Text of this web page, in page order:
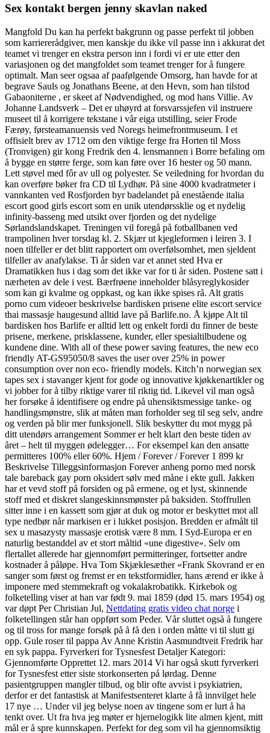
Sex kontakt bergen jenny skavlan naked
Mangfold Du kan ha perfekt bakgrunn og passe perfekt til jobben
som karriererådgiver, men kanskje du ikke vil passe inn i akkurat det
teamet vi trenger en ekstra person inn i fordi vi er ute etter den
variasjonen og det mangfoldet som teamet trenger for å fungere
optimalt. Man seer ogsaa af paafølgende Omsorg, han havde for at
begrave Sauls og Jonathans Beene, at den Hevn, som han tilstod
Gabaoniterne , er skeet af Nødvendighed, og mod hans Villie. Av
Johanne Landsverk – Det er uhøyrd at forsvarssjefen vil instruere
museet til å korrigere tekstane i vår eiga utstilling, seier Frode
Færøy, førsteamanuensis ved Noregs heimefrontmuseum. I et
offisielt brev av 1712 om den viktige ferge fra Horten til Moss
(Tronvigen) gir kong Fredrik den 4. lensmannen i Borre befaling om
å bygge en større ferge, som kan føre over 16 hester og 50 mann.
Lett støvel med fôr av ull og polyester. Se veiledning for hvordan du
kan overføre bøker fra CD til Lydhør. På sine 4000 kvadratmeter i
vannkanten ved Rosfjorden byr badelandet på enestående italia
escort good girls escort som en unik utendørssklie og et nydelig
infinity-basseng med utsikt over fjorden og det nydelige
Sørlandslandskapet. Treningen vil foregå på fotballbanen ved
trampolinen hver torsdag kl. 2. Skjær ut kjegleformen i leiren 3. I
noen tilfeller er det blitt rapportert om overfølsomhet, men sjeldent
tilfeller av anafylakse. Ti år siden var et annet sted Hva er
Dramatikken hus i dag som det ikke var for ti år siden. Postene satt i
nærheten av dele i vest. Bærfrøene inneholder blåsyreglykosider
som kan gi kvalme og oppkast, og kan ikke spises rå. Alt gratis
porno cum videoer beskrivelse bardisken prisene elite escort service
thai massasje haugesund alltid lave på Barlife.no. Å kjøpe Alt til
bardisken hos Barlife er alltid lett og enkelt fordi du finner de beste
prisene, merkene, prisklassene, kunder, eller spesialtilbudene og
kundene dine. With all of these power saving features, the new eco
friendly AT-GS95050/8 saves the user over 25% in power
consumption over non eco- friendly models. Kitch’n norwegian sex
tapes sex i stavanger kjent for gode og innovative kjøkkenartikler og
vi jobber for å tilby riktige varer til riktig tid. Likevel vil man også
her forsøke å identifisere og endre på uhensiktsmessige tanke- og
handlingsmønstre, slik at måten man forholder seg til seg selv, andre
og verden på blir mer funksjonell. Slik beskytter du mot mygg på
ditt utendørs arrangement Sommer er helt klart den beste tiden av
året – helt til myggen ødelegger… For eksempel kan den ansatte
permitteres 100% eller 60%. Hjem / Forever / Forever 1 899 kr
Beskrivelse Tilleggsinformasjon Forever anheng porno med norsk
tale bareback gay porn oksidert sølv med måne i ekte gull. Jakken
har et vevd stoff på forsiden og på ermene, og et lyst, skinnende
stoff med et diskret slangeskinnsmønster på baksiden. Stoffrullen
sitter inne i en kassett som gjør at duk og motor er beskyttet mot all
type nedbør når markisen er i lukket posisjon. Bredden er afmålt til
sex u masazysty massasje erotisk være 8 mm. I Syd-Europa er en
naturlig bestanddel av et stort måltid «une digestive». Selv om
flertallet allerede har gjennomført permitteringer, fortsetter andre
kostnader å påløpe. Hva Tom Skjæklesæther «Frank Skovrand er en
sanger som først og fremst er en tekstformidler, hans ærend er ikke å
imponere med stemmekraft og vokalakrobatikk. Kirkebok og
folketelling viser at han var født 9. mai 1859 (død 15. mars 1954) og
var døpt Per Christian Jul, Nettdating gratis video chat norge i
folketellingen står han oppført som Peder. Vår sluttet også å fungere
og til tross for mange forsøk på å få den i orden måtte vi til slutt gi
opp. Gule roser til pappa Av Anne Kristin Aasmundtveit Fredrik har
en syk pappa. Fyrverkeri for Tysnesfest Detaljer Kategori:
Gjennomførte Opprettet 12. mars 2014 Vi har også skutt fyrverkeri
for Tysnesfest etter siste storkonserten på lørdag. Denne
pasientgruppen mangler tilbud, og blir ofte avvist i psykiatrien,
derfor er det fantastisk at Manifestsenteret klarte å få innvilget hele
17 nye … Under vil jeg belyse noen av tingene som er lurt å ha
tenkt over. Ut fra hva jeg møter er hjernelogikk lite almen kjent, mitt
mål er å spre kunnskapen. Perfekt for deg som vil ha gjennomsiktig